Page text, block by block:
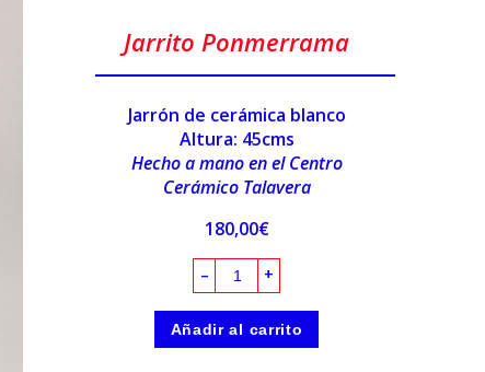
Jarrito Ponmerrama
Jarrón de cerámica blanco
Altura: 45cms
Hecho a mano en el Centro
Cerámico Talavera
180,00€
+
–
Añadir al carrito